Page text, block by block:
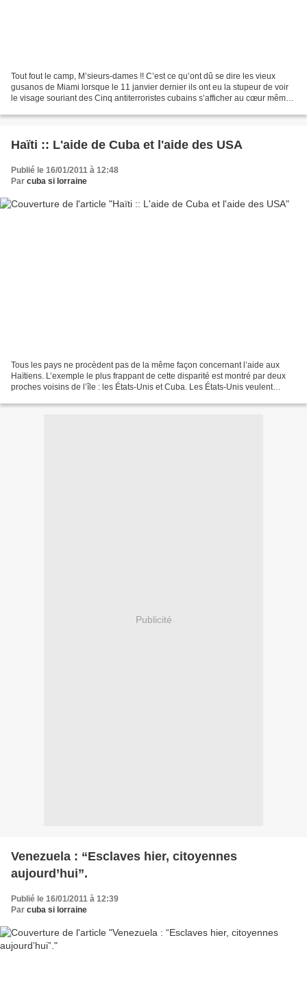
Tout fout le camp, M’sieurs-dames !! C’est ce qu’ont dû se dire les vieux
gusanos de Miami lorsque le 11 janvier dernier ils ont eu la stupeur de voir
le visage souriant des Cinq antiterroristes cubains s’afficher au cœur même
Haïti :: L'aide de Cuba et l'aide des USA
Publié le 16/01/2011 à 12:48
Par cuba si lorraine
Tous les pays ne procèdent pas de la même façon concernant l’aide aux
Haïtiens. L’exemple le plus frappant de cette disparité est montré par deux
proches voisins de l’île : les États-Unis et Cuba. Les États-Unis veulent
Publicité
Venezuela : “Esclaves hier, citoyennes
aujourd’hui”.
Publié le 16/01/2011 à 12:39
Par cuba si lorraine